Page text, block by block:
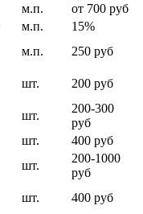
м.п.
от 700 руб
м.п.
15%
м.п.
250 руб
шт. 200 руб
шт.
200-300
руб
шт.
400 руб
шт.
200-1000
руб
шт.
400 руб